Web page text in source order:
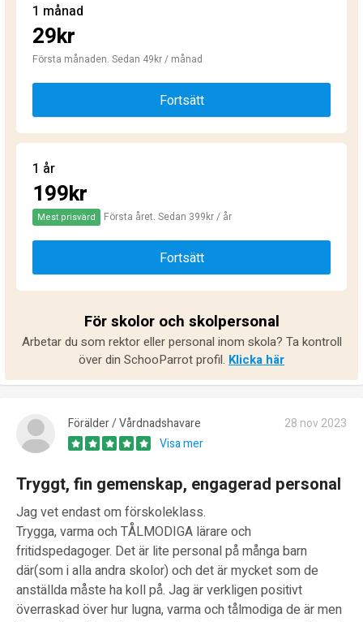
1 månad
29kr
Första månaden. Sedan 49kr / månad
Fortsätt
1 år
199kr
Mest prisvärd Första året. Sedan 399kr / år
Fortsätt
För skolor och skolpersonal
Arbetar du som rektor eller personal inom skola? Ta kontroll
över din SchooParrot profil. Klicka här
Förälder / Vårdnadshavare
28 nov 2023
Visa mer
Tryggt, fin gemenskap, engagerad personal
Jag vet endast om förskoleklass.
Trygga, varma och TÅLMODIGA lärare och
fritidspedagoger. Det är lite personal på många barn
där(som i alla andra skolor) och det är mycket som de
anställda måste ha koll på. Jag är verkligen positivt
överraskad över hur lugna, varma och tålmodiga de är men